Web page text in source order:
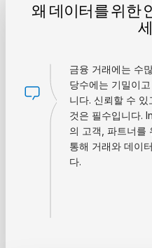
왜 데이터를 위한
금융 거래에는 수
당수에는 기밀이
니다. 신뢰할 수
것은 필수입니다.
의 고객, 파트너를
통해 거래와 데이
다.